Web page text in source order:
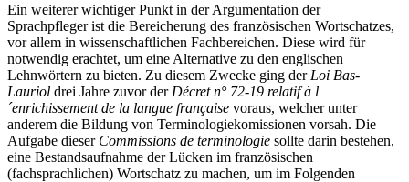
Ein weiterer wichtiger Punkt in der Argumentation der
Sprachpfleger ist die Bereicherung des französischen Wortschatzes,
vor allem in wissenschaftlichen Fachbereichen. Diese wird für
notwendig erachtet, um eine Alternative zu den englischen
Lehnwörtern zu bieten. Zu diesem Zwecke ging der Loi Bas-
Lauriol drei Jahre zuvor der Décret n° 72-19 relatif à l
´enrichissement de la langue française voraus, welcher unter
anderem die Bildung von Terminologiekomissionen vorsah. Die
Aufgabe dieser Commissions de terminologie sollte darin bestehen,
eine Bestandsaufnahme der Lücken im französischen
(fachsprachlichen) Wortschatz zu machen, um im Folgenden